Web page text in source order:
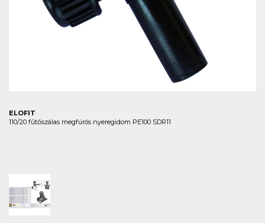
ELOFIT
110/20 fűtőszálas megfúrós nyeregidom PE100 SDR11